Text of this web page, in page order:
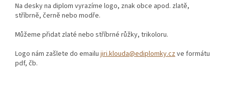
Na desky na diplom vyrazíme logo, znak obce apod. zlatě,
stříbrně, černě nebo modře.
Můžeme přidat zlaté nebo stříbrné růžky, trikoloru.
Logo nám zašlete do emailu jiri.klouda@ediplomky.czve formátu
pdf, čb.